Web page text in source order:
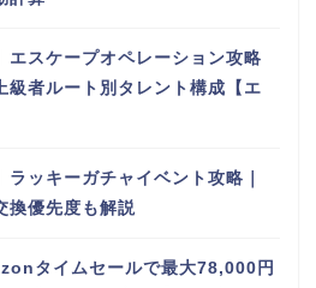
エスケープオペレーション攻略
級者ルート別タレント構成【エ
ラッキーガチャイベント攻略｜
換優先度も解説
タイムセールで最大78,000円